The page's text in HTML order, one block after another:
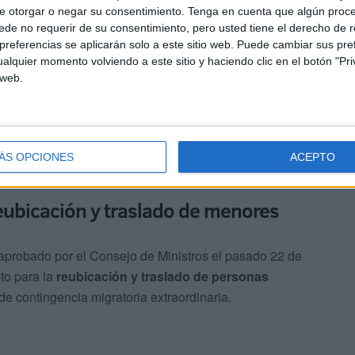
otorgar o negar su consentimiento. Tenga en cuenta que algún
no requerir de su consentimiento, pero usted tiene el derecho de
se aplicarán solo a este sitio web. Puede cambiar sus
momento volviendo a este sitio y haciendo clic en el botón
OPCIONES ACEPTO
definitivo para continuargarantizando los derechos
que actualmente se encuentran en estos
agradecer a la sociedad canaria, ceutí y melillense “el
y traslado de menores
por el Consejo de Ministros el pasado 22 de
para la reubicación y traslado de personas
contingencia migratoria extraordinaria.